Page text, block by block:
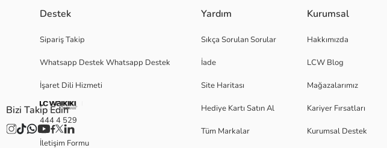
40
Ana Kumaş:
Destek
Sipariş Takip
Whatsapp Destek Whatsapp Destek
İşaret Dili Hizmeti
444 4 529
İletişim Formu
Yardım
Sıkça Sorulan Sorular
İade
Site Haritası
Hediye Kartı Satın Al
Tüm Markalar
Kurumsal
Hakkımızda
LCW Blog
Mağazalarımız
Kariyer Fırsatları
Kurumsal Destek
Bizi Takip Edin